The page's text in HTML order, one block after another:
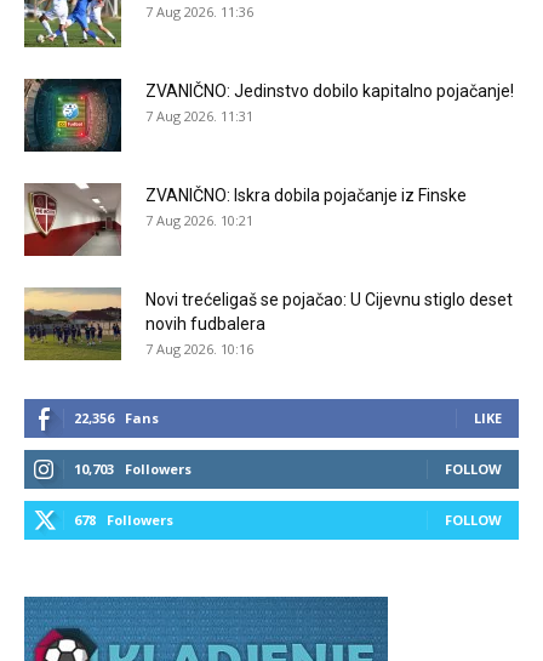
7 Aug 2026. 11:36
ZVANIČNO: Jedinstvo dobilo kapitalno pojačanje!
7 Aug 2026. 11:31
ZVANIČNO: Iskra dobila pojačanje iz Finske
7 Aug 2026. 10:21
Novi trećeligaš se pojačao: U Cijevnu stiglo deset
novih fudbalera
7 Aug 2026. 10:16
22,356 Fans LIKE
10,703 Followers FOLLOW
678 Followers FOLLOW